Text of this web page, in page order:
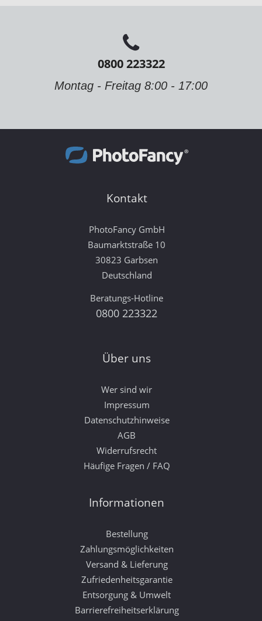
0800 223322
Montag - Freitag 8:00 - 17:00
Kontakt
PhotoFancy GmbH
Baumarktstraße 10
30823 Garbsen
Deutschland
Beratungs-Hotline
0800 223322
Über uns
Wer sind wir
Impressum
Datenschutzhinweise
AGB
Widerrufsrecht
Häufige Fragen / FAQ
Informationen
Bestellung
Zahlungsmöglichkeiten
Versand & Lieferung
Zufriedenheitsgarantie
Entsorgung & Umwelt
Barrierefreiheitserklärung